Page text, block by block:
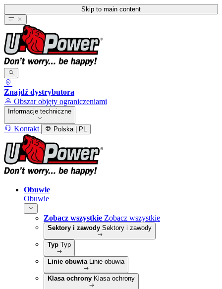
Skip to main content
Znajdź dystrybutora
Obszar objęty ograniczeniami
Informacje techniczne
Kontakt Polska | PL
Obuwie
Obuwie
Zobacz wszystkie Zobacz wszystkie
Sektory i zawody Sektory i zawody
Typ Typ
Linie obuwia Linie obuwia
Klasa ochrony Klasa ochrony